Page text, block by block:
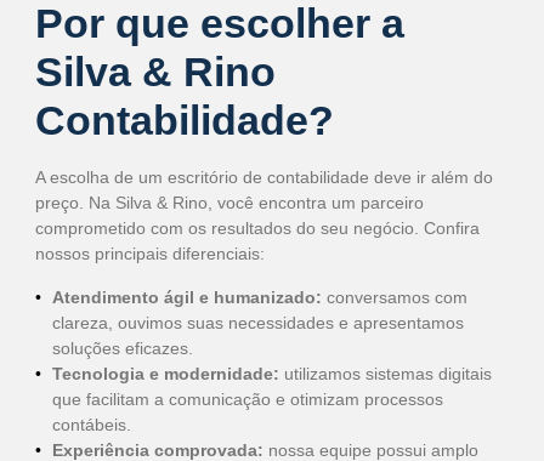
Por que escolher a
Silva & Rino
Contabilidade?
A escolha de um escritório de contabilidade deve ir além do
preço. Na Silva & Rino, você encontra um parceiro
comprometido com os resultados do seu negócio. Confira
nossos principais diferenciais:
Atendimento ágil e humanizado: conversamos com
clareza, ouvimos suas necessidades e apresentamos
soluções eficazes.
Tecnologia e modernidade: utilizamos sistemas digitais
que facilitam a comunicação e otimizam processos
contábeis.
Experiência comprovada: nossa equipe possui amplo